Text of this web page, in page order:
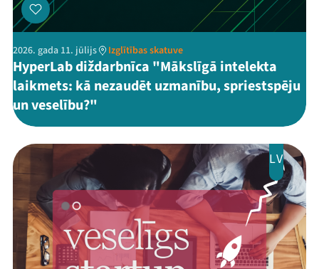
2026. gada 11. jūlijs Izglītības skatuve
HyperLab diždarbnīca "Mākslīgā intelekta
laikmets: kā nezaudēt uzmanību, spriestspēju
un veselību?"
LV